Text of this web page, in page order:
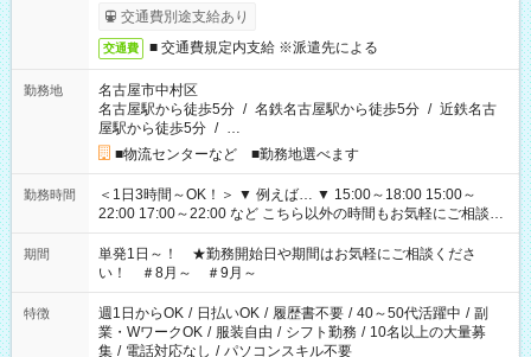
交通費別途支給あり
交通費 ■ 交通費規定内支給 ※派遣先による
勤務地
名古屋市中村区
名古屋駅から徒歩5分 / 名鉄名古屋駅から徒歩5分 / 近鉄名古
屋駅から徒歩5分 / …
■物流センターなど ■勤務地選べます
勤務時間
＜1日3時間～OK！＞ ▼ 例えば… ▼ 15:00～18:00 15:00～
22:00 17:00～22:00 など こちら以外の時間もお気軽にご相談く
ださい！
期間
単発1日～！ ★勤務開始日や期間はお気軽にご相談くださ
い！ ＃8月～ ＃9月～
特徴 週1日からOK / 日払いOK / 履歴書不要 / 40～50代活躍中 / 副
業・WワークOK / 服装自由 / シフト勤務 / 10名以上の大量募
集 / 電話対応なし / パソコンスキル不要